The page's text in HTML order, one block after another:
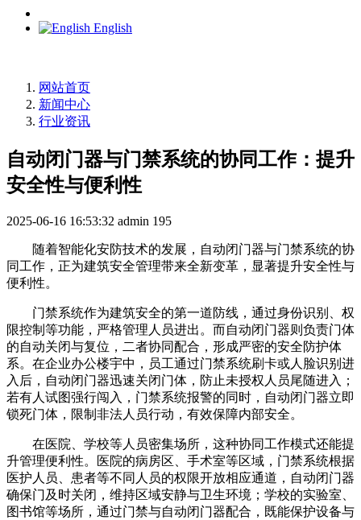
English
网站首页
新闻中心
行业资讯
自动闭门器与门禁系统的协同工作：提升
安全性与便利性
2025-06-16 16:53:32 admin 195
随着智能化安防技术的发展，自动闭门器与门禁系统的协
同工作，正为建筑安全管理带来全新变革，显著提升安全性与
便利性。
门禁系统作为建筑安全的第一道防线，通过身份识别、权
限控制等功能，严格管理人员进出。而自动闭门器则负责门体
的自动关闭与复位，二者协同配合，形成严密的安全防护体
系。在企业办公楼宇中，员工通过门禁系统刷卡或人脸识别进
入后，自动闭门器迅速关闭门体，防止未授权人员尾随进入；
若有人试图强行闯入，门禁系统报警的同时，自动闭门器立即
锁死门体，限制非法人员行动，有效保障内部安全。
在医院、学校等人员密集场所，这种协同工作模式还能提
升管理便利性。医院的病房区、手术室等区域，门禁系统根据
医护人员、患者等不同人员的权限开放相应通道，自动闭门器
确保门及时关闭，维持区域安静与卫生环境；学校的实验室、
图书馆等场所，通过门禁与自动闭门器配合，既能保护设备与